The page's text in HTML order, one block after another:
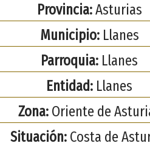
Provincia:Asturias
Municipio:Llanes
Parroquia: Llanes
Entidad: Llanes
Zona:Oriente de
Situación: Costa de